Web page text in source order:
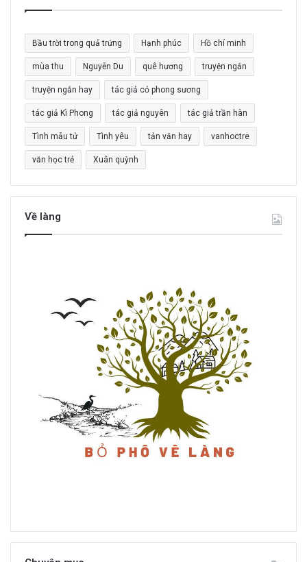
c
h
o
:
Bầu trời trong quả trứng Hạnh phúc Hồ chí minh
mùa thu Nguyễn Du quê hương truyện ngắn
truyện ngắn hay tác giả cỏ phong sương
tác giả Kì Phong tác giả nguyên tác giả trần hàn
Tình mẫu tử Tình yêu tản văn hay vanhoctre
văn học trẻ Xuân quỳnh
Về làng